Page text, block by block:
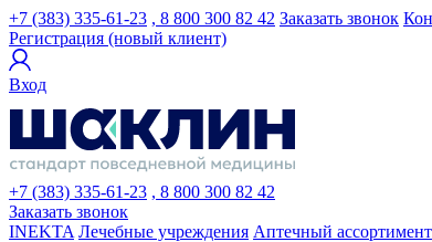
+7 (383) 335-61-23 , 8 800 300 82 42 Заказать звонок
Регистрация (новый клиент)
Вход
+7 (383) 335-61-23 , 8 800 300 82 42
Заказать звонок
INEKTA Лечебные учреждения Аптечный ассортимент